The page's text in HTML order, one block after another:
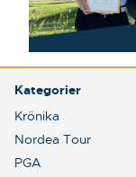
Kategorier
Krönika
Nordea Tour
PGA